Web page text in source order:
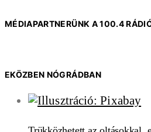
MÉDIAPARTNERÜNK A 100.4
EKÖZBEN NÓGRÁDBAN